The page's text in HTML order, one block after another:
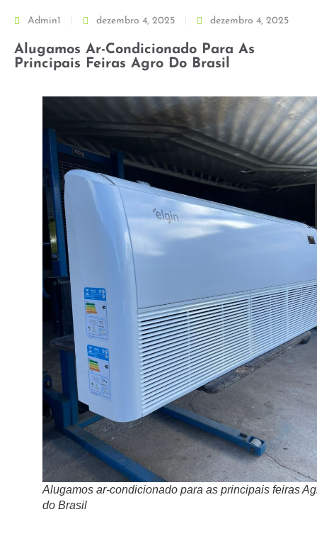
Admin1 dezembro 4, 2025 dezembro 4, 2025
Alugamos Ar-Condicionado Para As
Principais Feiras Agro Do Brasil
Alugamos ar-condicionado para as principais feiras
do Brasil